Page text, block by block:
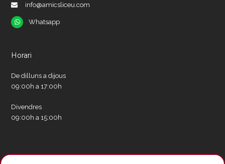
info@amicsliceu.com
Whatsapp
Whatsapp
Horari
De dilluns a dijous
09:00h a 17:00h
Divendres
09:00h a 15:00h
Xarxes socials